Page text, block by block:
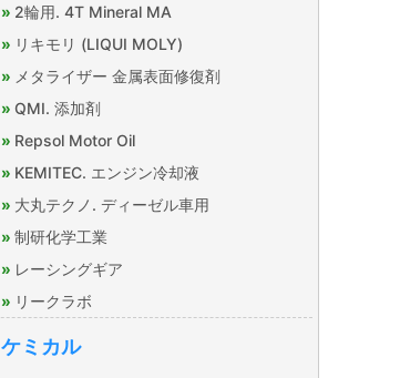
2輪用. 4T Mineral MA
リキモリ (LIQUI MOLY)
メタライザー 金属表面修復剤
QMI. 添加剤
Repsol Motor Oil
KEMITEC. エンジン冷却液
大丸テクノ. ディーゼル車用
制研化学工業
レーシングギア
リークラボ
ケミカル